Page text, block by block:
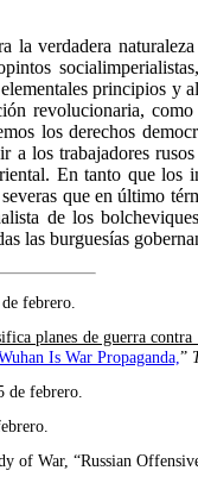
la verdadera
principios
revolucionaria,
los derechos
a los trabajadores
En tanto que los
que en último
de los
las burguesías
de febrero.
planes de guerra contra
Is War Propaganda, ”
de febrero.
of War, “Russian